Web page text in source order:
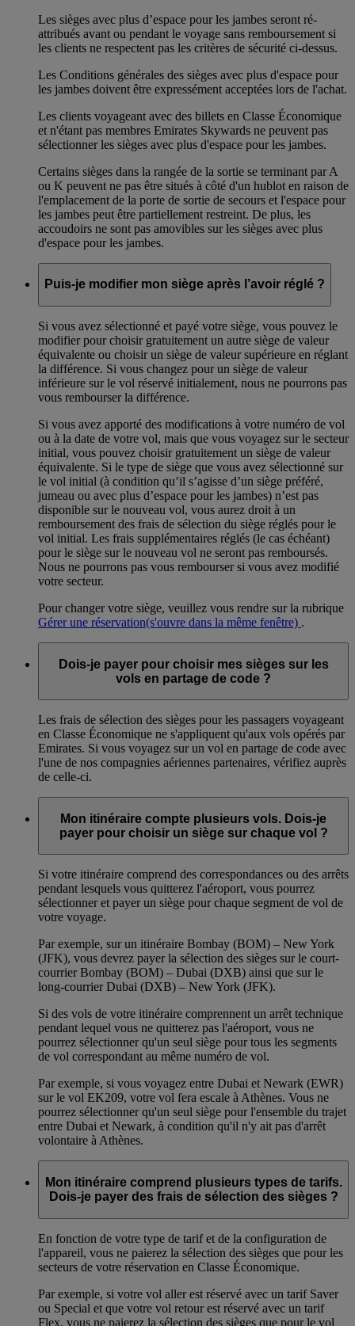
Les sièges avec plus d’espace pour les jambes seront ré-
attribués avant ou pendant le voyage sans remboursement si
les clients ne respectent pas les critères de sécurité ci-dessus.
Les Conditions générales des sièges avec plus d'espace pour
les jambes doivent être expressément acceptées lors de l'achat.
Les clients voyageant avec des billets en Classe Économique
et n'étant pas membres Emirates Skywards ne peuvent pas
sélectionner les sièges avec plus d'espace pour les jambes.
Certains sièges dans la rangée de la sortie se terminant par A
ou K peuvent ne pas être situés à côté d'un hublot en raison de
l'emplacement de la porte de sortie de secours et l'espace pour
les jambes peut être partiellement restreint. De plus, les
accoudoirs ne sont pas amovibles sur les sièges avec plus
d'espace pour les jambes.
Puis-je modifier mon siège après l’avoir réglé ?
Si vous avez sélectionné et payé votre siège, vous pouvez le
modifier pour choisir gratuitement un autre siège de valeur
équivalente ou choisir un siège de valeur supérieure en réglant
la différence. Si vous changez pour un siège de valeur
inférieure sur le vol réservé initialement, nous ne pourrons pas
vous rembourser la différence.
Si vous avez apporté des modifications à votre numéro de vol
ou à la date de votre vol, mais que vous voyagez sur le secteur
initial, vous pouvez choisir gratuitement un siège de valeur
équivalente. Si le type de siège que vous avez sélectionné sur
le vol initial (à condition qu’il s’agisse d’un siège préféré,
jumeau ou avec plus d’espace pour les jambes) n’est pas
disponible sur le nouveau vol, vous aurez droit à un
remboursement des frais de sélection du siège réglés pour le
vol initial. Les frais supplémentaires réglés (le cas échéant)
pour le siège sur le nouveau vol ne seront pas remboursés.
Nous ne pourrons pas vous rembourser si vous avez modifié
votre secteur.
Pour changer votre siège, veuillez vous rendre sur la rubrique
Gérer une réservation(s'ouvre dans la même fenêtre) .
Dois-je payer pour choisir mes sièges sur les
vols en partage de code ?
Les frais de sélection des sièges pour les passagers voyageant
en Classe Économique ne s'appliquent qu'aux vols opérés par
Emirates. Si vous voyagez sur un vol en partage de code avec
l'une de nos compagnies aériennes partenaires, vérifiez auprès
de celle-ci.
Mon itinéraire compte plusieurs vols. Dois-je
payer pour choisir un siège sur chaque vol ?
Si votre itinéraire comprend des correspondances ou des arrêts
pendant lesquels vous quitterez l'aéroport, vous pourrez
sélectionner et payer un siège pour chaque segment de vol de
votre voyage.
Par exemple, sur un itinéraire Bombay (BOM) – New York
(JFK), vous devrez payer la sélection des sièges sur le court-
courrier Bombay (BOM) – Dubai (DXB) ainsi que sur le
long-courrier Dubai (DXB) – New York (JFK).
Si des vols de votre itinéraire comprennent un arrêt technique
pendant lequel vous ne quitterez pas l'aéroport, vous ne
pourrez sélectionner qu'un seul siège pour tous les segments
de vol correspondant au même numéro de vol.
Par exemple, si vous voyagez entre Dubai et Newark (EWR)
sur le vol EK209, votre vol fera escale à Athènes. Vous ne
pourrez sélectionner qu'un seul siège pour l'ensemble du trajet
entre Dubai et Newark, à condition qu'il n'y ait pas d'arrêt
volontaire à Athènes.
Mon itinéraire comprend plusieurs types de tarifs.
Dois-je payer des frais de sélection des sièges ?
En fonction de votre type de tarif et de la configuration de
l'appareil, vous ne paierez la sélection des sièges que pour les
secteurs de votre réservation en Classe Économique.
Par exemple, si votre vol aller est réservé avec un tarif Saver
ou Special et que votre vol retour est réservé avec un tarif
Flex, vous ne paierez la sélection des sièges que pour le vol